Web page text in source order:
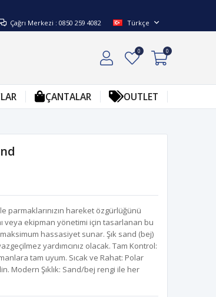
Çağrı Merkezi : 0850 259 4082 Türkçe
0 0
ÇANTALAR OUTLET
parmaklarınızın hareket özgürlüğünü
veya ekipman yönetimi için tasarlanan bu
hassasiyet sunar. Şık sand (bej)
yardımcınız olacak. Tam Kontrol:
tam uyum. Sıcak ve Rahat: Polar
Modern Şıklık: Sand/bej rengi ile her